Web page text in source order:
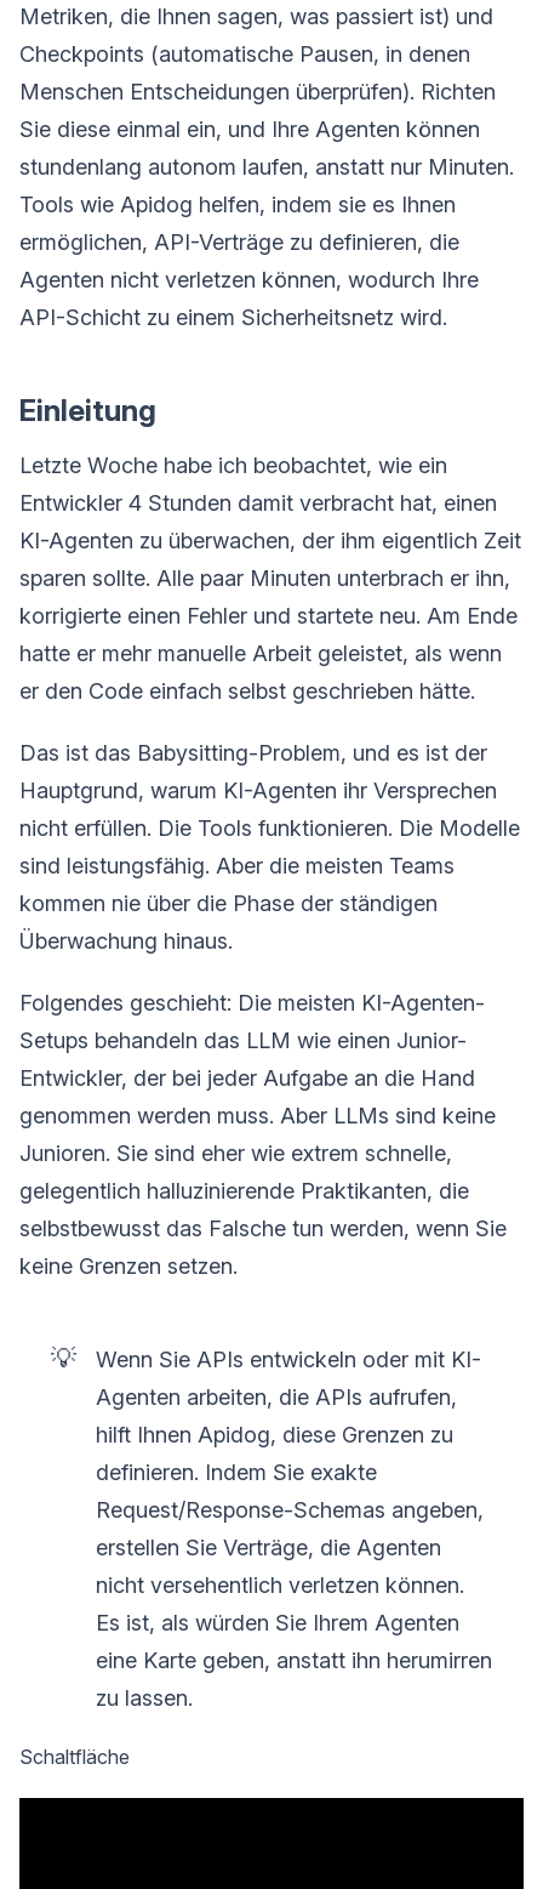
Metriken, die Ihnen sagen, was passiert ist) und
Checkpoints (automatische Pausen, in denen
Menschen Entscheidungen überprüfen). Richten
Sie diese einmal ein, und Ihre Agenten können
stundenlang autonom laufen, anstatt nur Minuten.
Tools wie Apidog helfen, indem sie es Ihnen
ermöglichen, API-Verträge zu definieren, die
Agenten nicht verletzen können, wodurch Ihre
API-Schicht zu einem Sicherheitsnetz wird.
Einleitung
Letzte Woche habe ich beobachtet, wie ein
Entwickler 4 Stunden damit verbracht hat, einen
KI-Agenten zu überwachen, der ihm eigentlich Zeit
sparen sollte. Alle paar Minuten unterbrach er ihn,
korrigierte einen Fehler und startete neu. Am Ende
hatte er mehr manuelle Arbeit geleistet, als wenn
er den Code einfach selbst geschrieben hätte.
Das ist das Babysitting-Problem, und es ist der
Hauptgrund, warum KI-Agenten ihr Versprechen
nicht erfüllen. Die Tools funktionieren. Die Modelle
sind leistungsfähig. Aber die meisten Teams
kommen nie über die Phase der ständigen
Überwachung hinaus.
Folgendes geschieht: Die meisten KI-Agenten-
Setups behandeln das LLM wie einen Junior-
Entwickler, der bei jeder Aufgabe an die Hand
genommen werden muss. Aber LLMs sind keine
Junioren. Sie sind eher wie extrem schnelle,
gelegentlich halluzinierende Praktikanten, die
selbstbewusst das Falsche tun werden, wenn Sie
keine Grenzen setzen.
💡
Wenn Sie APIs entwickeln oder mit KI-
Agenten arbeiten, die APIs aufrufen,
hilft Ihnen Apidog, diese Grenzen zu
definieren. Indem Sie exakte
Request/Response-Schemas angeben,
erstellen Sie Verträge, die Agenten
nicht versehentlich verletzen können.
Es ist, als würden Sie Ihrem Agenten
eine Karte geben, anstatt ihn herumirren
zu lassen.
Schaltfläche